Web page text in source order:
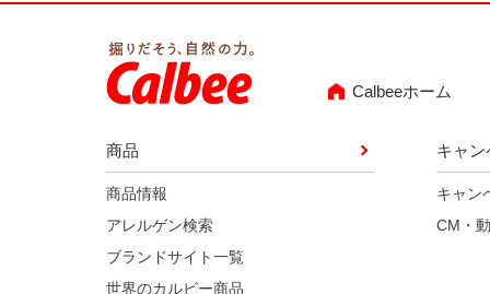
Calbeeホーム
商品
商品情報
アレルゲン検索
ブランドサイト一覧
世界のカルビー商品
キャ
キャン
CM・